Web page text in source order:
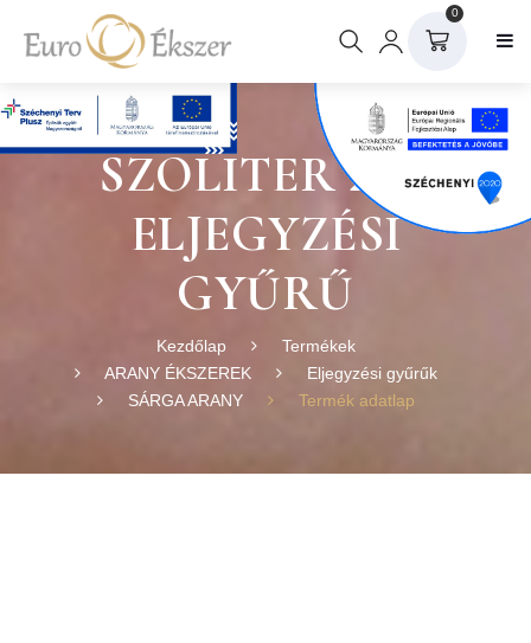
0
SZOLITER 20 S
ELJEGYZÉSI
GYŰRŰ
Kezdőlap
Termékek
ARANY ÉKSZEREK
Eljegyzési gyűrűk
SÁRGA ARANY
Termék adatlap